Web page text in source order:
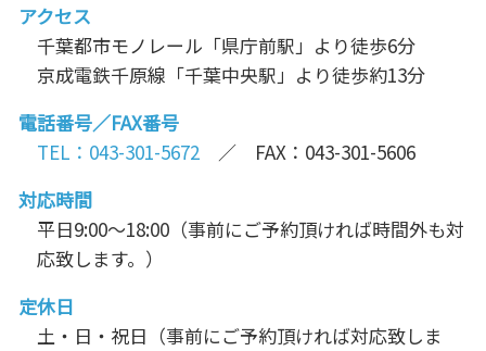
アクセス
千葉都市モノレール「県庁前駅」より徒歩6分
京成電鉄千原線「千葉中央駅」より徒歩約13分
電話番号／FAX番号
TEL：043-301-5672 ／ FAX：043-301-5606
対応時間
平日9:00～18:00（事前にご予約頂ければ時間外も対
応致します。）
定休日
土・日・祝日（事前にご予約頂ければ対応致しま